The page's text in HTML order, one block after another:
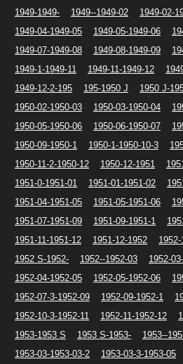
1949-1949-
1949--1949-02
1949-02-
1949-04-1949-05
1949-05-1949-06
1949-07-1949-08
1949-08-1949-09
1949-1-1949-11
1949-11-1949-12
1949-12-2-195
195-1950 J 1950 J-
1950-02-1950-03
1950-03-1950-04
1950-05-1950-06
1950-06-1950-07
1950-09-1950-1
1950-1-1950-10-3
1950-11-2-1950-12
1950-12-1951
1951-0-1951-01
1951-01-1951-02
1951-04-1951-05
1951-05-1951-06
1951-07-1951-09
1951-09-1951-1
1951-11-1951-12
1951-12-1952
1952 S-1952-
1952--1952-03
1952-
1952-04-1952-05
1952-05-1952-06
1952-07-3-1952-09
1952-09-1952-1
1952-10-3-1952-11
1952-11-1952-12
1953-1953 S
1953 S-1953-
1953--
1953-03-1953-03-2
1953-03-3-1953-05